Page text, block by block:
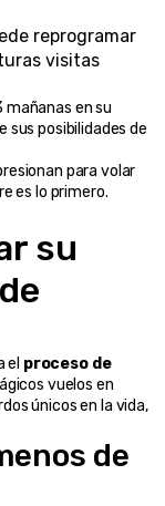
reprogramar
visitas
en su
posibilidades de
para volar
es lo primero.
su
el proceso de
vuelos en
únicos en la vida,
de